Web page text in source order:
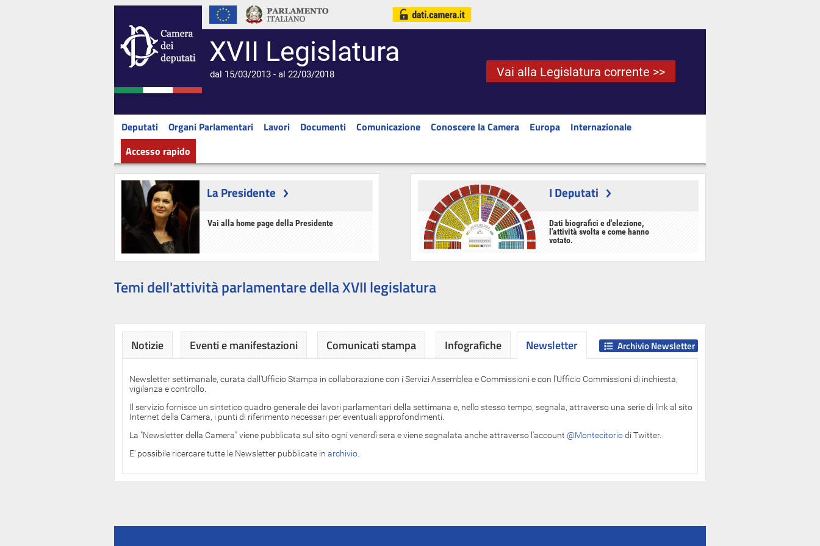
XVII Legislatura
dal 15/03/2013 - al 22/03/2018 Vai alla Legislatura corrente >>
Deputati Organi Parlamentari Lavori Documenti Comunicazione Conoscere la Camera Europa
Internazionale
Accesso rapido
La Presidente
Vai alla home page della Presidente
I Deputati
Dati biografici e d'elezione,
l'attività svolta e come hanno
votato.
Temi dell'attività parlamentare della XVII legislatura
Notizie Eventi e manifestazioni Comunicati stampa Infografiche Newsletter
Newsletter
Newsletter settimanale, curata dall'Ufficio Stampa in collaborazione con i Servizi Assemblea e Commissioni e con l'Ufficio Commissioni di inchiesta,
vigilanza e controllo.
Il servizio fornisce un sintetico quadro generale dei lavori parlamentari della settimana e, nello stesso tempo, segnala, attraverso una serie di link al sito
Internet della Camera, i punti di riferimento necessari per eventuali approfondimenti.
La "Newsletter della Camera" viene pubblicata sul sito ogni venerdì sera e viene segnalata anche attraverso l'account @Montecitoriodi Twitter.
E' possibile ricercare tutte le Newsletter pubblicate in archivio
Archivio Newsletter